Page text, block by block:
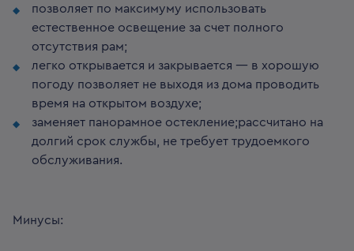
позволяет по максимуму использовать
естественное освещение за счет полного
отсутствия рам;
легко открывается и закрывается — в хорошую
погоду позволяет не выходя из дома проводить
время на открытом воздухе;
заменяет панорамное остекление;рассчитано на
долгий срок службы, не требует трудоемкого
обслуживания.
Минусы: